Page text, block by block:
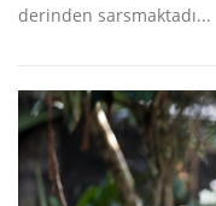
derinden sarsmaktadı...